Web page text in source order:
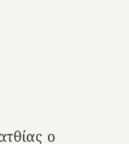
ο